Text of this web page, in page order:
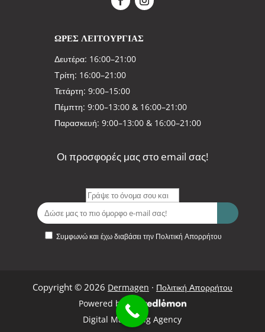
ΩΡΕΣ ΛΕΙΤΟΥΡΓΙΑΣ
Δευτέρα: 16:00–21:00
Τρίτη: 16:00–21:00
Τετάρτη: 9:00–15:00
Πέμπτη: 9:00–13:00 & 16:00–21:00
Παρασκευή: 9:00–13:00 & 16:00–21:00
Οι προσφορές μας στο email σας!
Συμφωνώ και έχω διαβάσει την Πολιτική Απορρήτου
Copyright © 2026 Dermagen · Πολιτική Απορρήτου
Powered by
Digital Marketing Agency